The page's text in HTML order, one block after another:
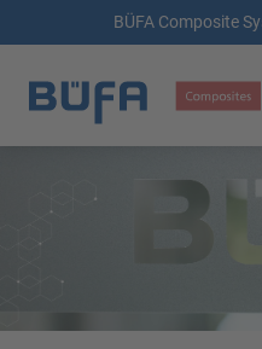
BÜFA Composite